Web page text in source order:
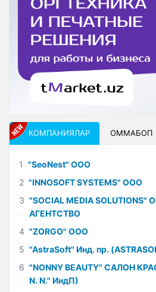
КОМПАНИЯЛАР ОММАБОП
1 "SeoNest" ООО
2 "INNOSOFT SYSTEMS" ООО
3 "SOCIAL MEDIA
АГЕНТСТВО
4 "ZORGO" ООО
5 "AstraSoft" Инд. пр.
6 "NONNY BEAUTY" САЛОН
N. N." ИндП)